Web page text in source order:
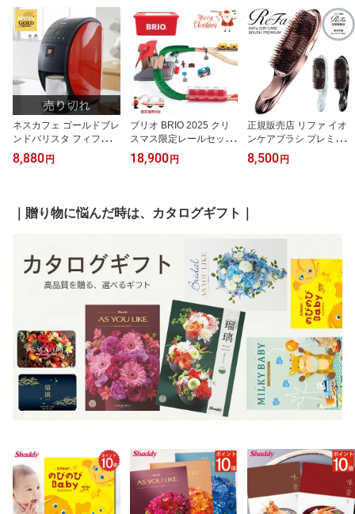
ネスカフェ ゴールドブレ
ンドバリスタ フィフティ
レッド コーヒーメーカー
コーヒーマシン バリスタ
afe カフェラテ エスプレ
ッソ 給水タンク おうち
引越祝い 内祝い 秋ギフ
8,880 円
ブリオ BRIO 2025 クリ
スマス限定レールセット
車両付き 80000-144 限
定 レールセット 車両付
玩具 おもちゃ ギフト プ
レゼント 知育玩具 対象
園 入学 祝い 内祝い
18,900 円
正規販売店 リファ イオ
ンケアブラシ プレミアム
ReFa ION CARE BRUS
H PREMIUM ローズゴー
頭皮 頭髪 美髪 コーム ブ
ラシ ヘアケア くし クシ
正規品 プチ ギフト プレ
ゼント 誕生日 あす楽 pn
g 感謝
8,500 円
｜贈り物に悩んだ時は、カタログギフト｜